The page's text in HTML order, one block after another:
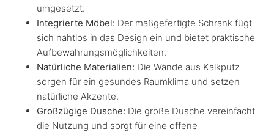
umgesetzt.
Integrierte Möbel: Der maßgefertigte Schrank fügt
sich nahtlos in das Design ein und bietet praktische
Aufbewahrungsmöglichkeiten.
Natürliche Materialien: Die Wände aus Kalkputz
sorgen für ein gesundes Raumklima und setzen
natürliche Akzente.
Großzügige Dusche: Die große Dusche vereinfacht
die Nutzung und sorgt für eine offene